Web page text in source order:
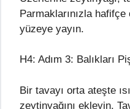
Parmaklarınızla
yüzeye yayın.
H4: Adım 3: Balıkları
Bir tavayı orta ateşte
zeytinyağını ekleyin.